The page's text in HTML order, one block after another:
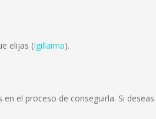
elijas (Igillaima).
el proceso de conseguirla. Si deseas